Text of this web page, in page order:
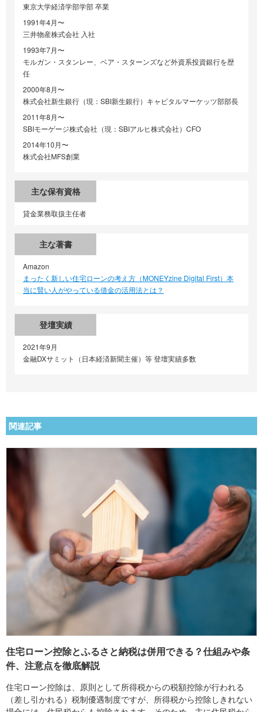
東京大学経済学部学部 卒業
1991年4月〜
三井物産株式会社 入社
1993年7月〜
モルガン・スタンレー、ベア・スターンズなど外資系投資銀行を歴
任
2000年8月〜
株式会社新生銀行（現：SBI新生銀行）キャピタルマーケッツ部部長
2011年8月〜
SBIモーゲージ株式会社（現：SBIアルヒ株式会社）CFO
2014年10月〜
株式会社MFS創業
主な保有資格
貸金業務取扱主任者
主な著書
Amazon
まったく新しい住宅ローンの考え方（MONEYzine Digital First）本
当に賢い人がやっている借金の活用法とは？
登壇実績
2021年9月
金融DXサミット（日本経済新聞主催）等 登壇実績多数
関連記事
住宅ローン控除とふるさと納税は併用できる？仕組みや条
件、注意点を徹底解説
住宅ローン控除は、原則として所得税からの税額控除が行われる
（差し引かれる）税制優遇制度ですが、所得税から控除しきれない